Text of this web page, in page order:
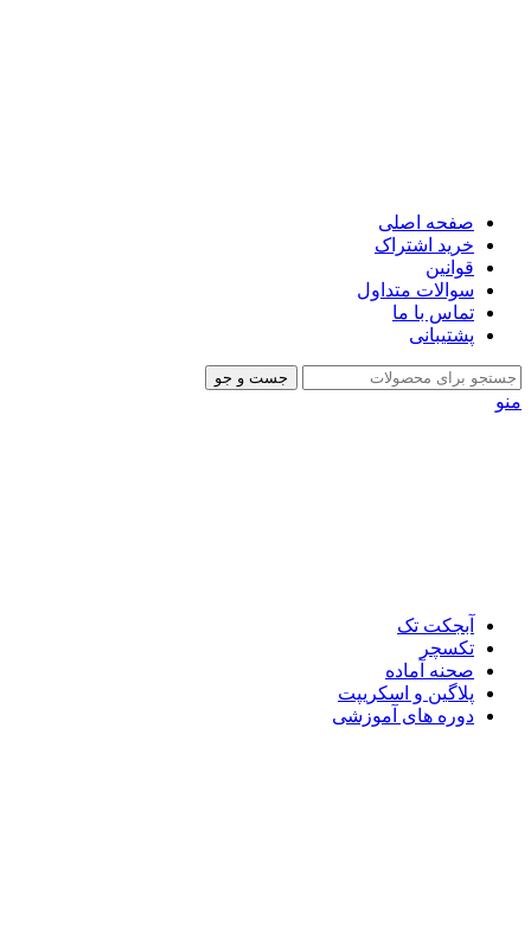
صفحه اصلی
خرید اشتراک
قوانین
سوالات متداول
تماس با ما
پشتیبانی
جست و جو
منو
آبجکت تک
تکسچر
صحنه آماده
پلاگین و اسکریپت
دوره های آموزشی